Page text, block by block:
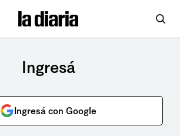
Ingresá
Ingresá con Google